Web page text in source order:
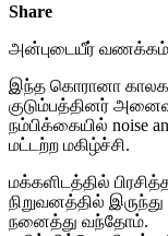
Share
அன்புடையீர்
இந்த கொரானா
குடும்பத்தினர்
நம்பிக்கையில் noise
மட்டற்ற மகிழ்ச்சி.
மக்களிடத்தில்
நிறுவனத்தில்
நனைத்து வந்தோம்.